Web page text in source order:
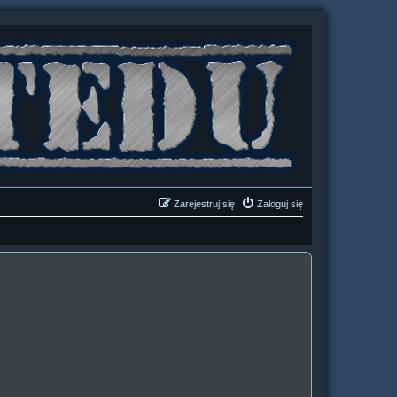
Zaloguj się
Zarejestruj się